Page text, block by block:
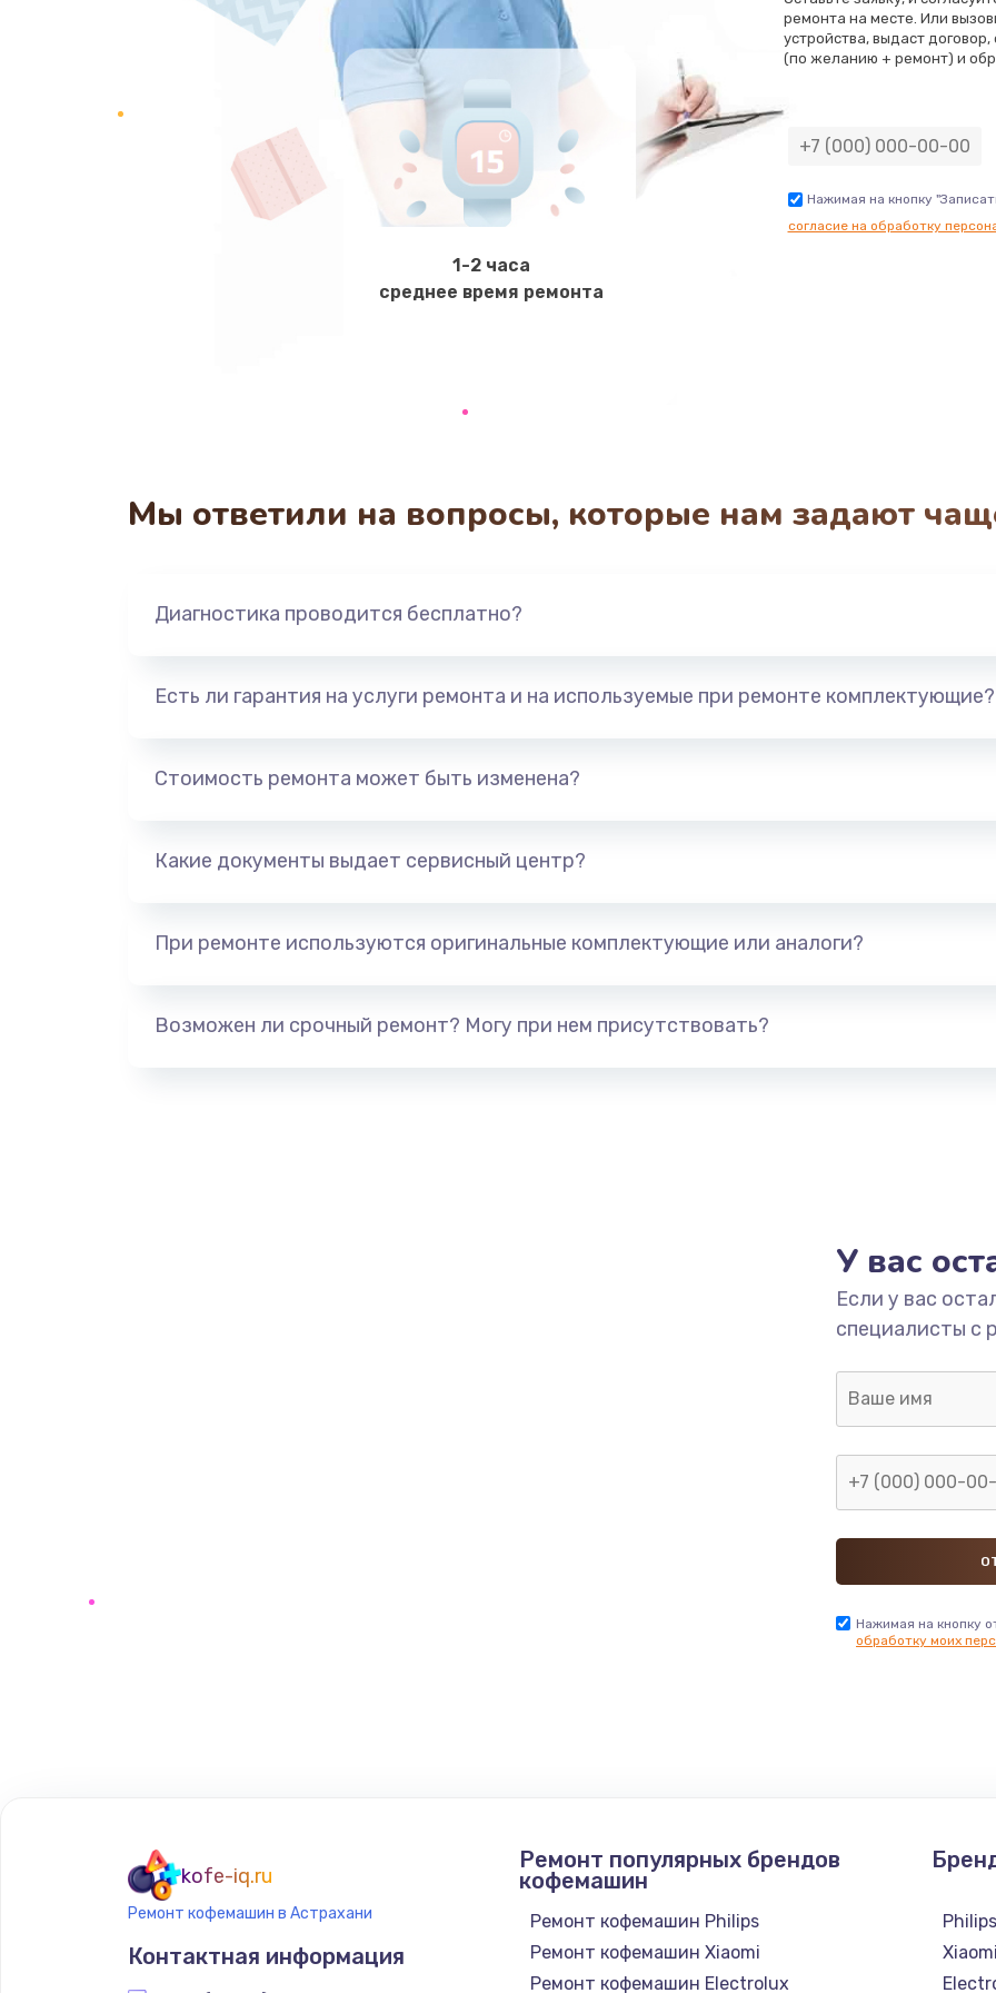
Ремонт клапана термоблока
Замена двигателя кофемолки 1500 руб.
Замена прокладок 1250 руб.
Замена мультиклапана
Ремонт двигателя кофемолки
Перепрошивка 3650 руб.
Полный ремонт заварочного блока 2850 руб.
Ремонт электромагнитного клапана
Ремонт электронного узла 3650 руб.
1-2 часа
среднее время ремонта
ремонта на месте. Или
устройства, выдаст
(по желанию + ремонт) и
Нажимая на кнопку
согласие на обработку
Мы ответили на вопросы, которые нам задают
Диагностика проводится бесплатно?
Есть ли гарантия на услуги ремонта и на используемые при ремонте комплектующие?
Стоимость ремонта может быть изменена?
Какие документы выдает сервисный центр?
При ремонте используются оригинальные комплектующие или аналоги?
Возможен ли срочный ремонт? Могу при нем присутствовать?
У вас
Если у вас
специалисты с
Нажимая на кнопку
обработку моих
kofe-iq.ru
Ремонт кофемашин в Астрахани
Контактная информация
Ремонт популярных брендов
кофемашин
Ремонт кофемашин Philips
Ремонт кофемашин Xiaomi
Ремонт кофемашин Electrolux
Philips
Xiaomi